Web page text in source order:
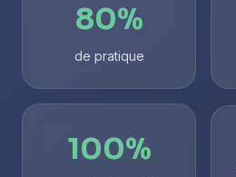
80%
de pratique
100%